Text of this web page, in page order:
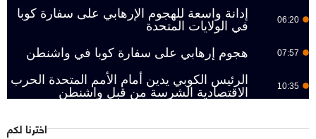
06:20
إدانة واسعة للهجوم الإرهابي على سفارة كوبا
في الولايات المتحدة
07:57 هجوم إرهابي على سفارة كوبا في واشنطن
10:35
الرئيس الكوبي يدين أمام الأمم المتحدة الحرب
الاقتصادية الشرسة من قبل واشنطن
اخترنا لكم